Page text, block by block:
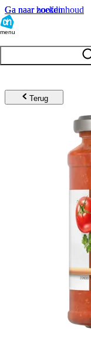
Ga naar hoofdinhoud
Ga naar zoeken
menu
Terug